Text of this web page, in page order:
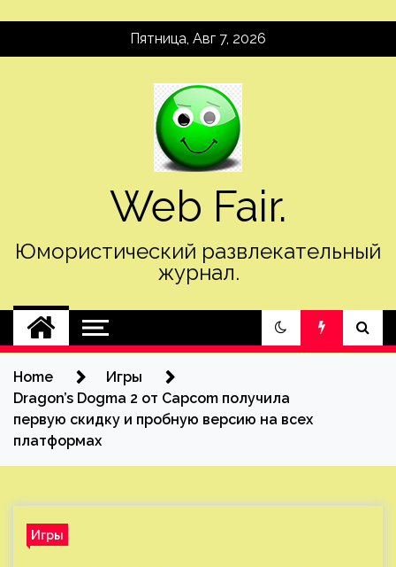
Пятница, Авг 7, 2026
Web Fair.
Юмористический развлекательный
журнал.
Home
Игры
Dragon’s Dogma 2 от Capcom получила
первую скидку и пробную версию на всех
платформах
Игры